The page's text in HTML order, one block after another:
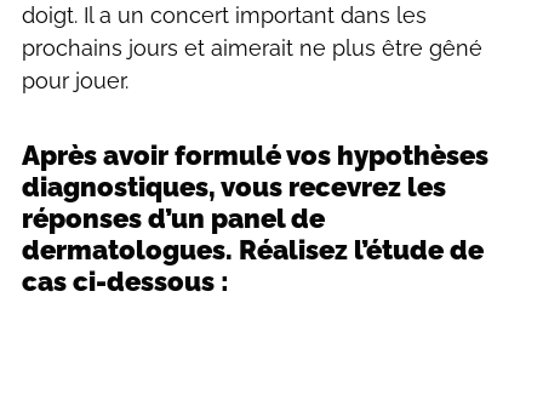
doigt. Il a un concert important dans les
prochains jours et aimerait ne plus être gêné
pour jouer.
Après avoir formulé vos hypothèses
diagnostiques, vous recevrez les
réponses d’un panel de
dermatologues. Réalisez l’étude de
cas ci-dessous :